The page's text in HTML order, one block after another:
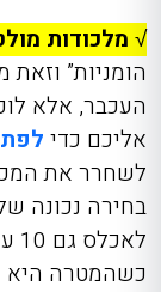
√ מלכודות
הומניות”
העכבר, אלא
אליכם כדי
לשחרר את
בחירה נכונה
כשהמטרה היא